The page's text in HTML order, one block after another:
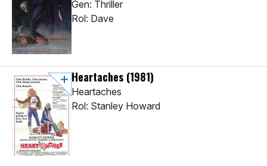
Gen: Thriller
Rol: Dave
Heartaches (1981)
Heartaches
Rol: Stanley Howard